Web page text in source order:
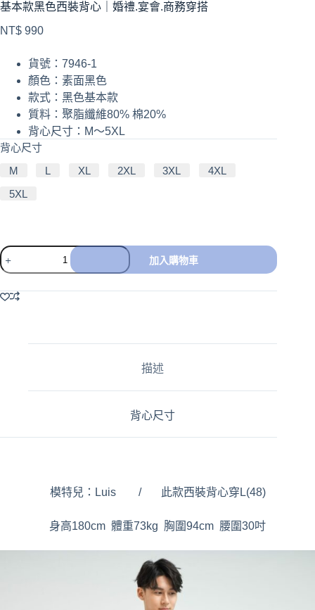
基本款黑色西裝背心｜婚禮.宴會.商務穿搭
NT$ 990
貨號：7946-1
顏色：素面黑色
款式：黑色基本款
質料：聚脂纖維80% 棉20%
背心尺寸：M～5XL
背心尺寸
M
L XL 2XL 3XL
4XL
5XL
加入購物車
l
描述
背心尺寸
模特兒：Luis / 此款西裝背心穿L(48)
身高180cm 體重73kg 胸圍94cm 腰圍30吋